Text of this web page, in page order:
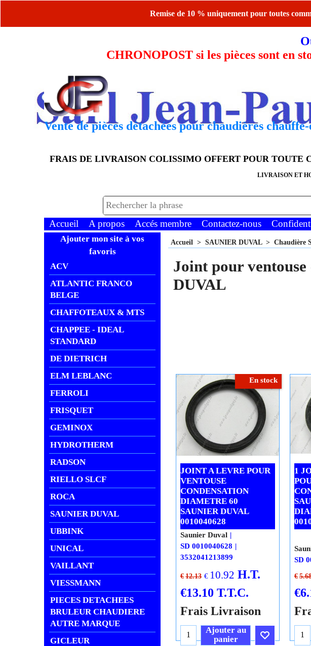
Remise de 10 % uniquement pour toutes
CHRONOPOST si les pièces sont en
Vente de pièces détachées pour chaudières
FRAIS DE LIVRAISON COLISSIMO OFFERT POUR TOUTE
LIVRAISON ET
Accueil A propos Accés membre Contactez-nous
Ajouter mon site à vos
favoris
ACV
ATLANTIC FRANCO
BELGE
CHAFFOTEAUX & MTS
CHAPPEE - IDEAL
STANDARD
DE DIETRICH
ELM LEBLANC
FERROLI
FRISQUET
GEMINOX
HYDROTHERM
RADSON
RIELLO SLCF
ROCA
SAUNIER DUVAL
UBBINK
UNICAL
VAILLANT
VIESSMANN
PIECES DETACHEES
BRULEUR CHAUDIERE
AUTRE MARQUE
GICLEUR
Accueil > SAUNIER DUVAL> Chaudière
Joint pour
DUVAL
En stock
JOINT A LEVRE POUR
VENTOUSE
CONDENSATION
DIAMETRE 60
SAUNIER DUVAL
0010040628
€ 12.13 € 10.92 H.T.
€13.10 T.T.C.
Frais Livraison
Saunier Duval
SD 0010040628
3532041213899
Ajouter au
panier
1
€
€
SD